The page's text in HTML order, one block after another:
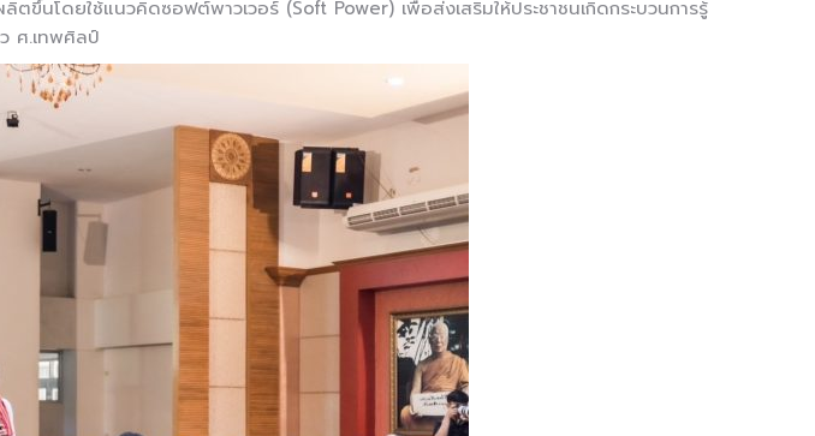
โดยใช้แนวคิดซอฟต์พาวเวอร์ (Soft Power) เพื่อส่งเสริมให้ประชาชนเกิดกระบวนการรู้
ศ.เทพศิลป์